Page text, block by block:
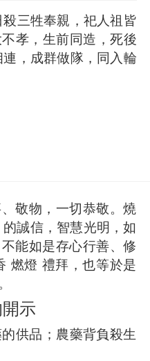
三牲奉親，祀人祖皆
孝，生前同造，死後
，成群做隊，同入輪
敬物，一切恭敬。燒
誠信，智慧光明，如
能如是存心行善、修
燃燈 禮拜，也等於是
示
供品；農藥背負殺生